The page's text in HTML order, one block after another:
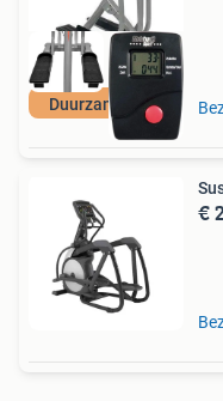
Duurzame Deal
€